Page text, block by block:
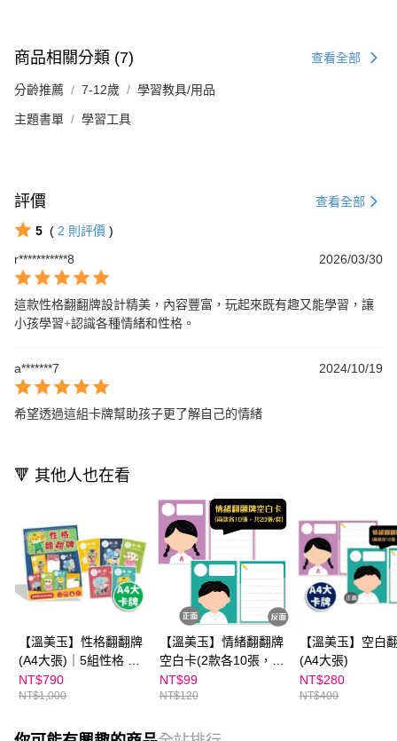
商品相關分類 (7) 查看全部
分齡推薦 7-12歲 學習教具/用品
主題書單 學習工具
評價 查看全部
5 ( 2 則評價 )
r***********8
2026/03/30
這款性格翻翻牌設計精美，內容豐富，玩起來既有趣又能學習，讓
小孩學習+認識各種情緒和性格。
a*******7 2024/10/19
希望透過這組卡牌幫助孩子更了解自己的情緒
🔻 其他人也在看
【溫美玉】性格翻翻牌
(A4大張)｜5組性格 x 8
張卡牌 (共40張)
NT$790
NT$1,000
【溫美玉】情緒翻翻牌
空白卡(2款各10張，共
20張/套)
NT$99
NT$120
【溫美玉】空白
(A4大張)
NT$280
NT$400